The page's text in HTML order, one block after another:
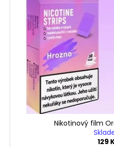
Nikotinový film
129